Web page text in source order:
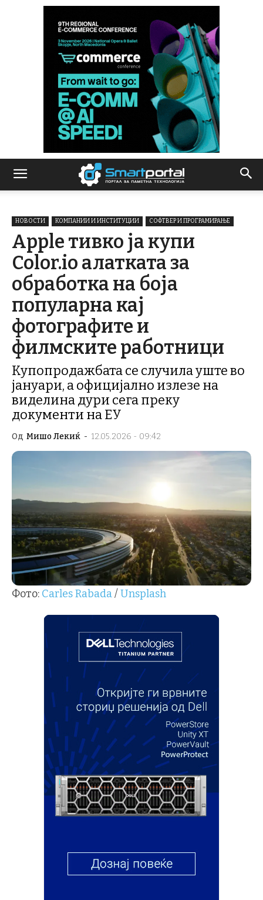
НОВОСТИ КОМПАНИИ И ИНСТИТУЦИИ СОФТВЕР И ПРОГРАМИРАЊЕ
Apple тивко ја купи
Color.io алатката за
обработка на боја
популарна кај
фотографите и
филмските работници
Купопродажбата се случила уште во
јануари, а официјално излезе на
виделина дури сега преку
документи на ЕУ
Од Мишо Лекиќ - 12.05.2026 - 09:42
Фото: Carles Rabada/ Unsplash